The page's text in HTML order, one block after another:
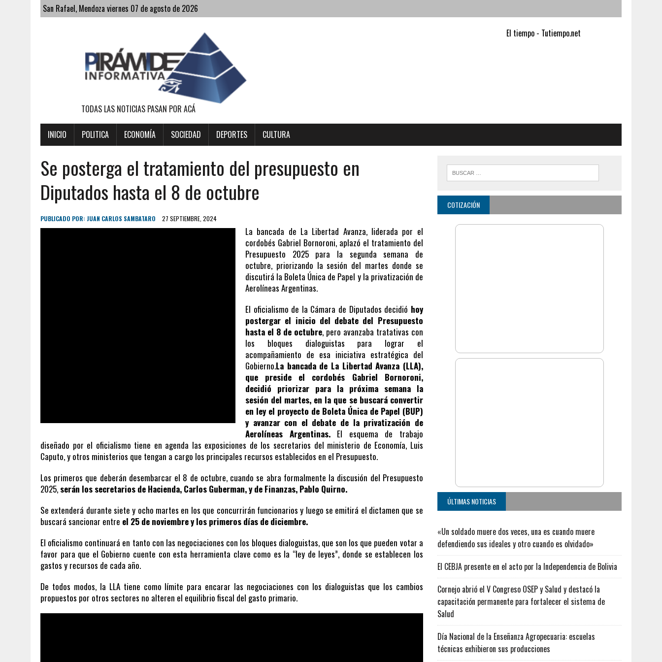
San Rafael, Mendoza viernes 07 de agosto de 2026
TODAS LAS NOTICIAS PASAN POR ACÁ
El tiempo - Tutiempo.net
INICIO POLITICA ECONOMÍA SOCIEDAD DEPORTES CULTURA
Se posterga el tratamiento del presupuesto en
Diputados hasta el 8 de octubre
PUBLICADO POR: JUAN CARLOS SAMBATARO 27 SEPTIEMBRE, 2024
La bancada de La Libertad Avanza, liderada por el
cordobés Gabriel Bornoroni, aplazó el tratamiento del
Presupuesto 2025 para la segunda semana de
octubre, priorizando la sesión del martes donde se
discutirá la Boleta Única de Papel y la privatización de
Aerolíneas Argentinas.
El oficialismo de la Cámara de Diputados decidió hoy
postergar el inicio del debate del Presupuesto
hasta el 8 de octubre, pero avanzaba tratativas con
los bloques dialoguistas para lograr el
acompañamiento de esa iniciativa estratégica del
Gobierno.La bancada de La Libertad Avanza (LLA),
que preside el cordobés Gabriel Bornoroni,
decidió priorizar para la próxima semana la
sesión del martes, en la que se buscará convertir
en ley el proyecto de Boleta Única de Papel (BUP)
y avanzar con el debate de la privatización de
Aerolíneas Argentinas.El esquema de trabajo
diseñado por el oficialismo tiene en agenda las exposiciones de los secretarios del ministerio de Economía, Luis
Caputo, y otros ministerios que tengan a cargo los principales recursos establecidos en el Presupuesto.
Los primeros que deberán desembarcar el 8 de octubre, cuando se abra formalmente la discusión del Presupuesto
2025, serán los secretarios de Hacienda, Carlos Guberman, y de Finanzas, Pablo Quirno.
Se extenderá durante siete y ocho martes en los que concurrirán funcionarios y luego se emitirá el dictamen que se
buscará sancionar entre el 25 de noviembre y los primeros días de diciembre.
El oficialismo continuará en tanto con las negociaciones con los bloques dialoguistas, que son los que pueden votar a
favor para que el Gobierno cuente con esta herramienta clave como es la “ley de leyes”, donde se establecen los
gastos y recursos de cada año.
De todos modos, la LLA tiene como límite para encarar las negociaciones con los dialoguistas que los cambios
propuestos por otros sectores no alteren el equilibrio fiscal del gasto primario.
COTIZACIÓN
ÚLTIMAS NOTICIAS
«Un soldado muere dos veces, una es cuando muere
defendiendo sus ideales y otro cuando es olvidado»
El CEBJA presente en el acto por la Independencia de Bolivia
Cornejo abrió el V Congreso OSEP y Salud y destacó la
capacitación permanente para fortalecer el sistema de
Salud
Día Nacional de la Enseñanza Agropecuaria: escuelas
técnicas exhibieron sus producciones